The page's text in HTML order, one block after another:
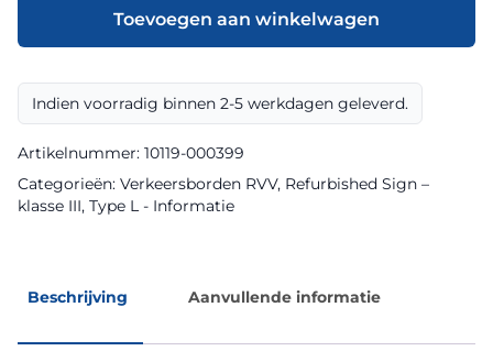
III
Sign
aantal
Toevoegen aan winkelwagen
Indien voorradig binnen 2-5 werkdagen geleverd.
Artikelnummer: 10119-000399
Categorieën: Verkeersborden RVV, Refurbished Sign –
klasse III, Type L - Informatie
Beschrijving Aanvullende informatie